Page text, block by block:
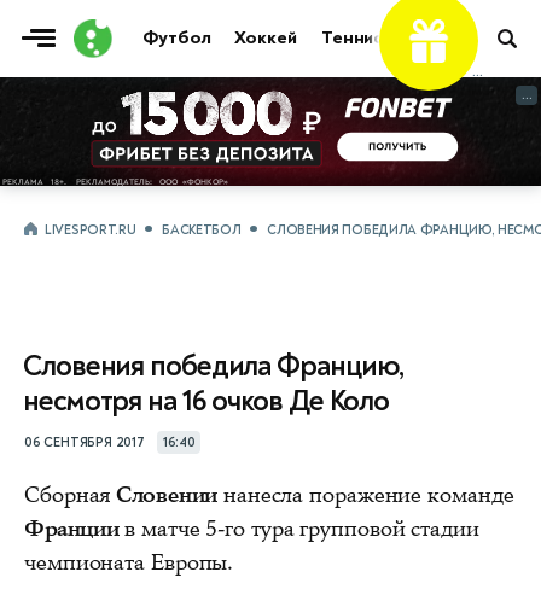
Футбол Хоккей Теннис Бои Прочие
...
...
LIVESPORT.RU БАСКЕТБОЛ СЛОВЕНИЯ ПОБЕДИЛА ФРАНЦИЮ,
Словения победила Францию,
несмотря на 16 очков Де Коло
06 СЕНТЯБРЯ 2017 16:40
СборнаяСловении нанесла поражение команде
Франциив матче 5-го тура групповой стадии
чемпионата Европы.